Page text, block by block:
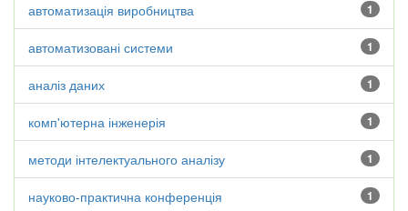
1
автоматизація виробництва
1
автоматизовані системи
1
аналіз даних
1
комп'ютерна інженерія
1
методи інтелектуального аналізу
1
науково-практична конференція